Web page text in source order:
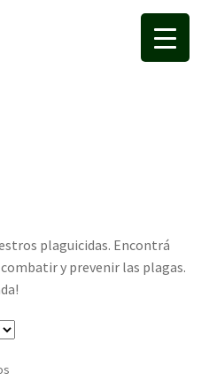
plaguicidas. Encontrá
y prevenir las plagas.